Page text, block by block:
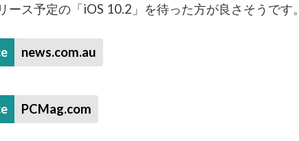
ース予定の「iOS 10.2」を待った方が良さそうです。
news.com.au
PCMag.com